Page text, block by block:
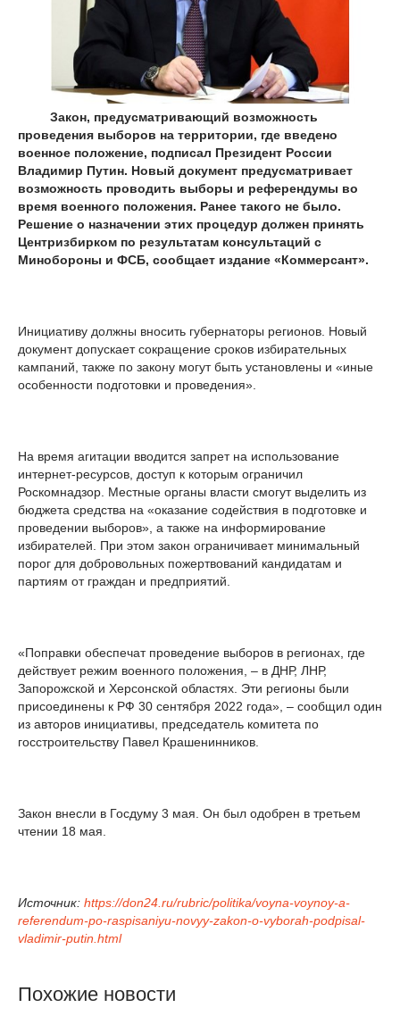
Закон, предусматривающий возможность
проведения выборов на территории, где введено
военное положение, подписал Президент России
Владимир Путин. Новый документ предусматривает
возможность проводить выборы и референдумы во
время военного положения. Ранее такого не было.
Решение о назначении этих процедур должен принять
Центризбирком по результатам консультаций с
Минобороны и ФСБ, сообщает издание «Коммерсант».
Инициативу должны вносить губернаторы регионов. Новый
документ допускает сокращение сроков избирательных
кампаний, также по закону могут быть установлены и «иные
особенности подготовки и проведения».
На время агитации вводится запрет на использование
интернет-ресурсов, доступ к которым ограничил
Роскомнадзор. Местные органы власти смогут выделить из
бюджета средства на «оказание содействия в подготовке и
проведении выборов», а также на информирование
избирателей. При этом закон ограничивает минимальный
порог для добровольных пожертвований кандидатам и
партиям от граждан и предприятий.
«Поправки обеспечат проведение выборов в регионах, где
действует режим военного положения, – в ДНР, ЛНР,
Запорожской и Херсонской областях. Эти регионы были
присоединены к РФ 30 сентября 2022 года», – сообщил один
из авторов инициативы, председатель комитета по
госстроительству Павел Крашенинников.
Закон внесли в Госдуму 3 мая. Он был одобрен в третьем
чтении 18 мая.
Источник: https://don24.ru/rubric/politika/voyna-voynoy-a-
referendum-po-raspisaniyu-novyy-zakon-o-vyborah-podpisal-
vladimir-putin.html
Похожие новости